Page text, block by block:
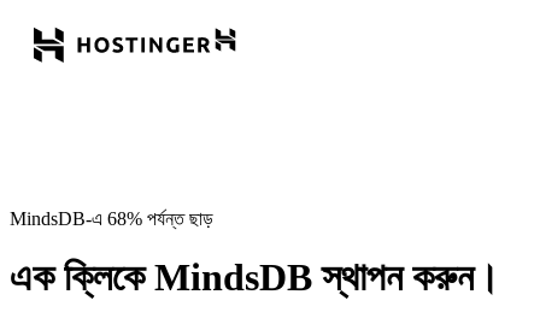
MindsDB-এ 68% পর্যন্ত ছাড়
এক ক্লিকে MindsDB স্থাপন করুন।